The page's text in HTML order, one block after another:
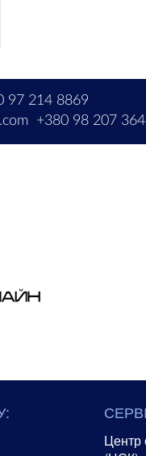
97 214 8869
+380 98 207
Центр